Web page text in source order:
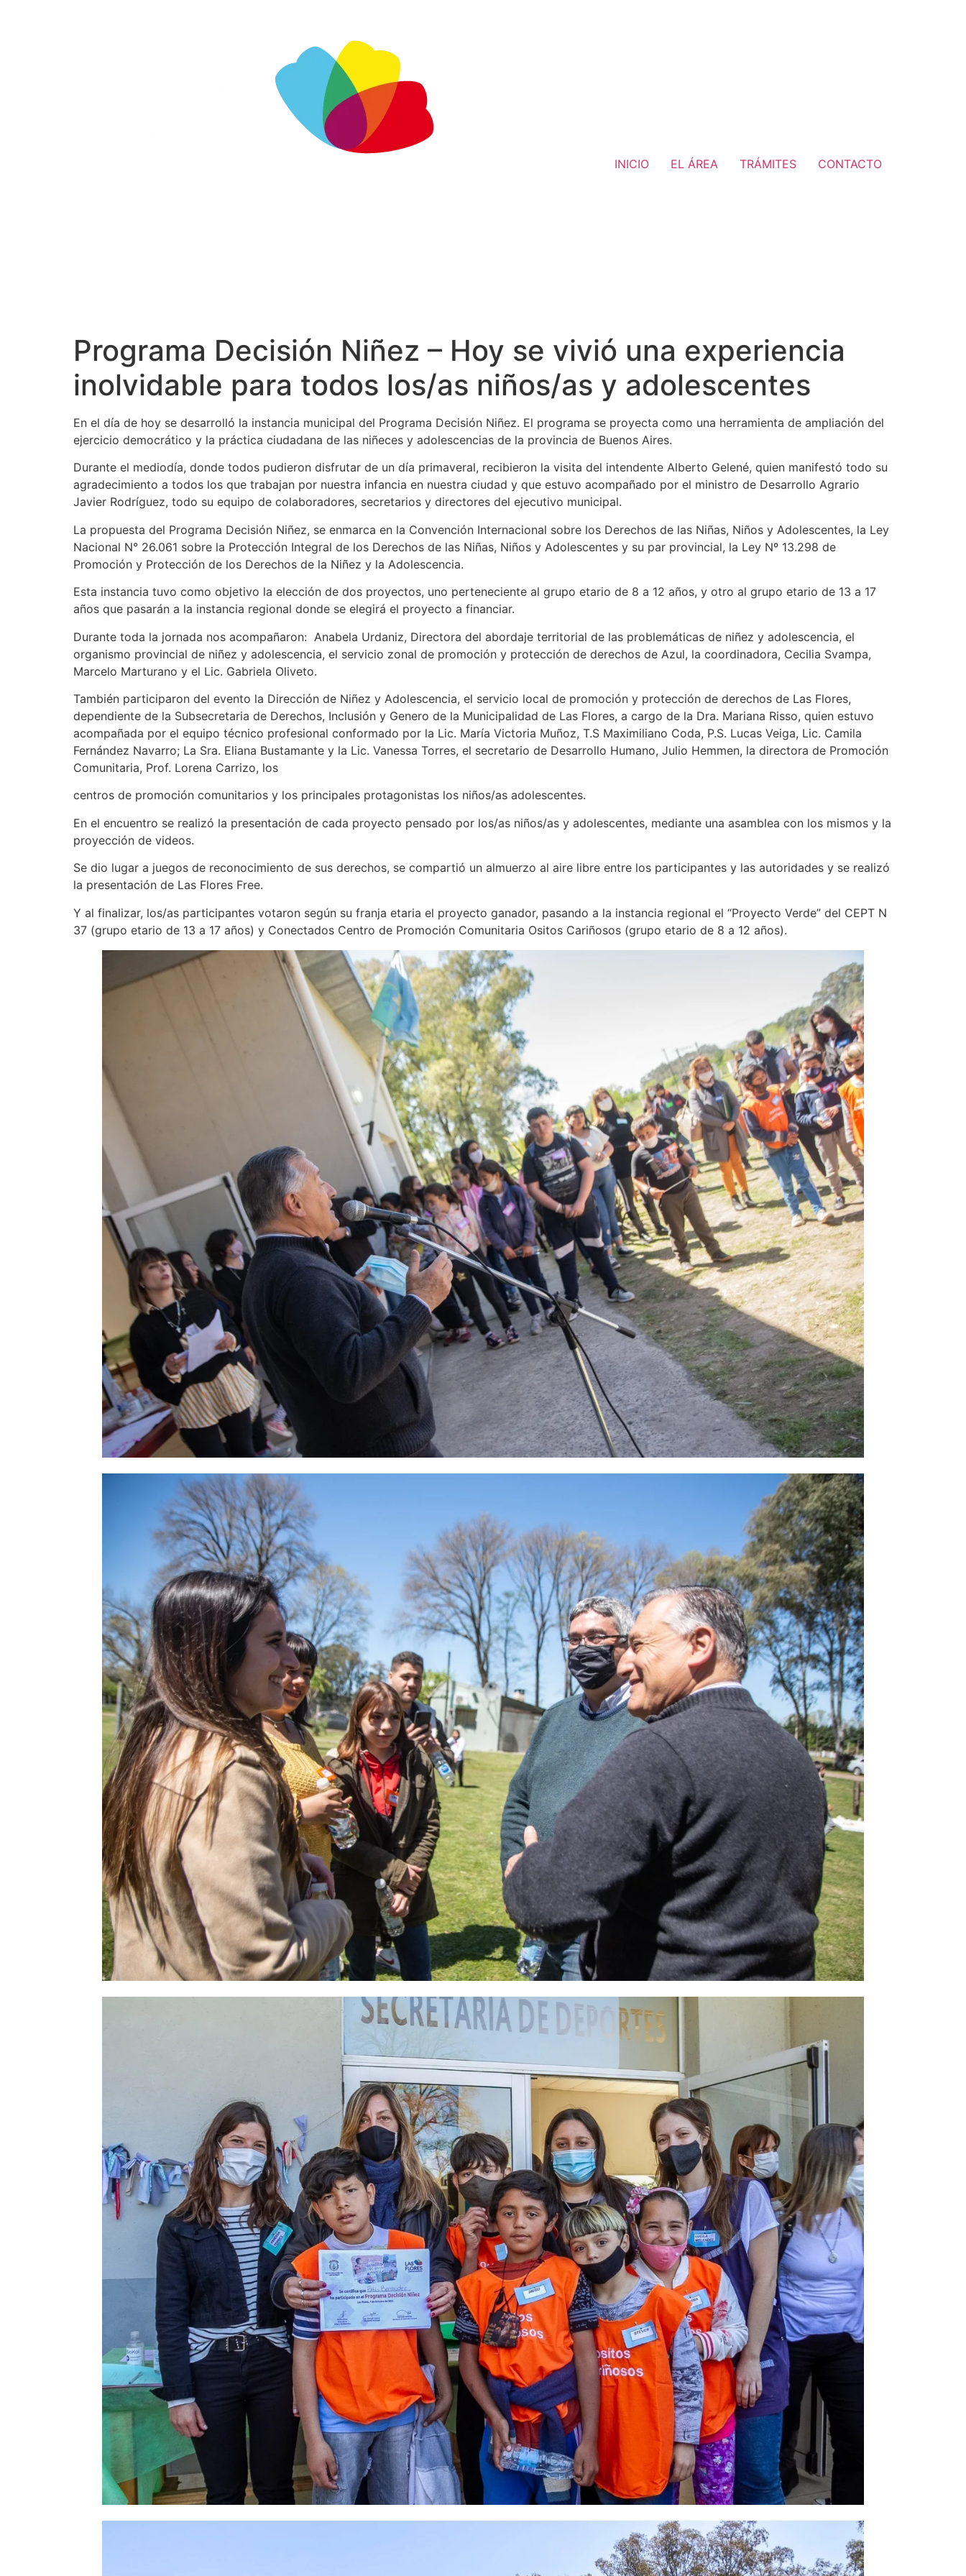
INICIO EL ÁREA TRÁMITES CONTACTO
Programa Decisión Niñez – Hoy se vivió una experiencia
inolvidable para todos los/as niños/as y adolescentes
En el día de hoy se desarrolló la instancia municipal del Programa Decisión Niñez. El programa se proyecta como una herramienta de ampliación del
ejercicio democrático y la práctica ciudadana de las niñeces y adolescencias de la provincia de Buenos Aires.
Durante el mediodía, donde todos pudieron disfrutar de un día primaveral, recibieron la visita del intendente Alberto Gelené, quien manifestó todo su
agradecimiento a todos los que trabajan por nuestra infancia en nuestra ciudad y que estuvo acompañado por el ministro de Desarrollo Agrario
Javier Rodríguez, todo su equipo de colaboradores, secretarios y directores del ejecutivo municipal.
La propuesta del Programa Decisión Niñez, se enmarca en la Convención Internacional sobre los Derechos de las Niñas, Niños y Adolescentes, la Ley
Nacional N° 26.061 sobre la Protección Integral de los Derechos de las Niñas, Niños y Adolescentes y su par provincial, la Ley Nº 13.298 de
Promoción y Protección de los Derechos de la Niñez y la Adolescencia.
Esta instancia tuvo como objetivo la elección de dos proyectos, uno perteneciente al grupo etario de 8 a 12 años, y otro al grupo etario de 13 a 17
años que pasarán a la instancia regional donde se elegirá el proyecto a financiar.
Durante toda la jornada nos acompañaron: Anabela Urdaniz, Directora del abordaje territorial de las problemáticas de niñez y adolescencia, el
organismo provincial de niñez y adolescencia, el servicio zonal de promoción y protección de derechos de Azul, la coordinadora, Cecilia Svampa,
Marcelo Marturano y el Lic. Gabriela Oliveto.
También participaron del evento la Dirección de Niñez y Adolescencia, el servicio local de promoción y protección de derechos de Las Flores,
dependiente de la Subsecretaria de Derechos, Inclusión y Genero de la Municipalidad de Las Flores, a cargo de la Dra. Mariana Risso, quien estuvo
acompañada por el equipo técnico profesional conformado por la Lic. María Victoria Muñoz, T.S Maximiliano Coda, P.S. Lucas Veiga, Lic. Camila
Fernández Navarro; La Sra. Eliana Bustamante y la Lic. Vanessa Torres, el secretario de Desarrollo Humano, Julio Hemmen, la directora de Promoción
Comunitaria, Prof. Lorena Carrizo, los
centros de promoción comunitarios y los principales protagonistas los niños/as adolescentes.
En el encuentro se realizó la presentación de cada proyecto pensado por los/as niños/as y adolescentes, mediante una asamblea con los mismos y la
proyección de videos.
Se dio lugar a juegos de reconocimiento de sus derechos, se compartió un almuerzo al aire libre entre los participantes y las autoridades y se realizó
la presentación de Las Flores Free.
Y al finalizar, los/as participantes votaron según su franja etaria el proyecto ganador, pasando a la instancia regional el “Proyecto Verde” del CEPT N
37 (grupo etario de 13 a 17 años) y Conectados Centro de Promoción Comunitaria Ositos Cariñosos (grupo etario de 8 a 12 años).